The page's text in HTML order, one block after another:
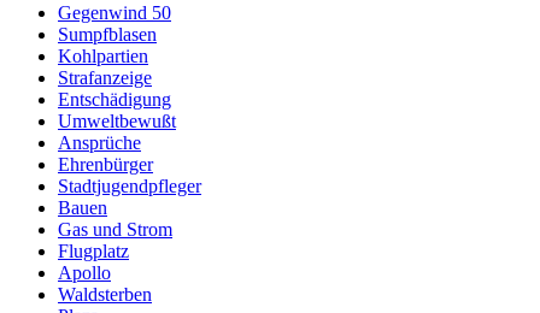
Gegenwind 50
Sumpfblasen
Kohlpartien
Strafanzeige
Entschädigung
Umweltbewußt
Ansprüche
Ehrenbürger
Stadtjugendpfleger
Bauen
Gas und Strom
Flugplatz
Apollo
Waldsterben